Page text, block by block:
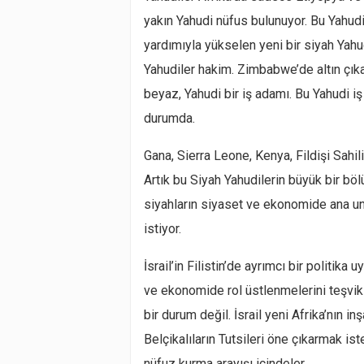
yakın Yahudi nüfus bulunuyor. Bu
yardımıyla yükselen yeni bir siyah
Yahudiler hakim. Zimbabwe’de altın
beyaz, Yahudi bir iş adamı. Bu Yahudi
durumda.
Gana, Sierra Leone, Kenya, Fildişi
Artık bu Siyah Yahudilerin büyük bir
siyahların siyaset ve ekonomide ana
istiyor.
İsrail’in Filistin’de ayrımcı bir politika
ve ekonomide rol üstlenmelerini teşvik
bir durum değil. İsrail yeni Afrika’nın
Belçikalıların Tutsileri öne çıkarmak